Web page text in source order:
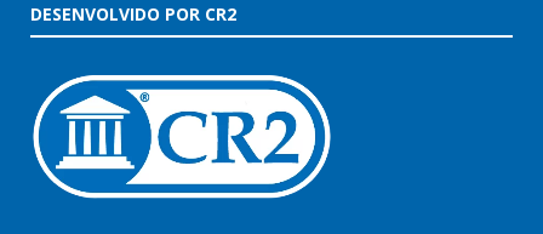
DESENVOLVIDO POR CR2